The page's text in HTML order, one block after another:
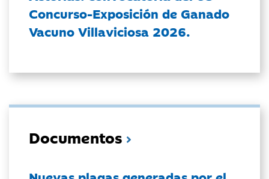
Concurso-Exposición de Ganado
Vacuno Villaviciosa 2026.
Documentos